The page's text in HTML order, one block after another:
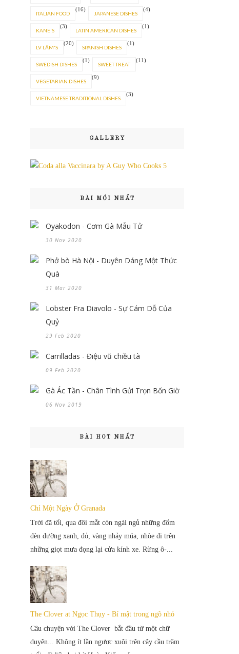
ITALIAN FOOD
(16)
JAPANESE DISHES
(4)
KANE'S
(3)
LATIN AMERICAN DISHES
(1)
LV LÂM'S
(20)
SPANISH DISHES
(1)
SWEDISH DISHES
(1)
SWEET TREAT
(11)
VEGETARIAN DISHES
(9)
VIETNAMESE TRADITIONAL DISHES
(3)
GALLERY
BÀI MỚI NHẤT
Oyakodon - Cơm Gà Mẫu Tử
30 Nov 2020
Phở bò Hà Nội - Duyên Dáng Một Thức
Quà
31 Mar 2020
Lobster Fra Diavolo - Sự Cám Dỗ Của
Quỷ
29 Feb 2020
Carrilladas - Điệu vũ chiều tà
09 Feb 2020
Gà Ác Tần - Chân Tình Gửi Trọn Bốn Giờ
06 Nov 2019
BÀI HOT NHẤT
Chỉ Một Ngày Ở Granada
Trời đã tối, qua đôi mắt còn ngái ngủ những đốm
đèn đường xanh, đỏ, vàng nhảy múa, nhòe đi trên
những giọt mưa đọng lại cửa kính xe. Rừng ô-...
The Clover at Ngọc Thụy - Bí mật trong ngõ nhỏ
Câu chuyện với The Clover bắt đầu từ một chữ
duyên... Không ít lần ngược xuôi trên cây cầu trăm